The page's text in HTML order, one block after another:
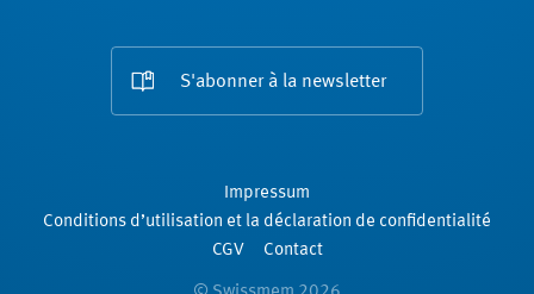
S'abonner à la newsletter
Impressum
Conditions d’utilisation et la déclaration de confidentialité
CGV
Contact